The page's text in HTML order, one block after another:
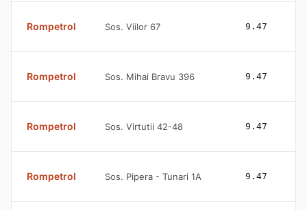
Rompetrol Sos. Viilor 67 9.47
Rompetrol Sos. Mihai Bravu 396 9.47
Rompetrol Sos. Virtutii 42-48 9.47
Rompetrol Sos. Pipera - Tunari 1A 9.47